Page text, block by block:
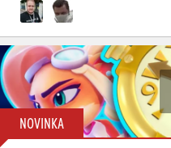
NOVINKA